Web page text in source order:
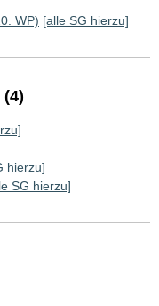
WP) [alle SG hierzu]
hierzu]
SG hierzu]